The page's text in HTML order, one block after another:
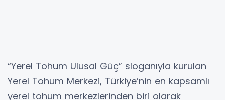
“Yerel Tohum Ulusal Güç” sloganıyla kurulan
Yerel Tohum Merkezi, Türkiye’nin en kapsamlı
yerel tohum merkezlerinden biri olarak